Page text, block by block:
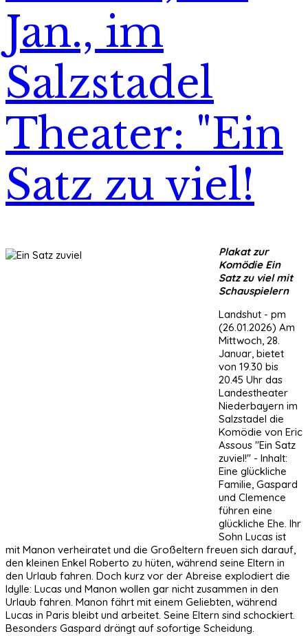
Jan., im
Salzstadel
Theater: "Ein
Satz zu viel!
Plakat zur
Komödie Ein
Satz zu viel mit
Schauspielern
Landshut - pm
(26.01.2026) Am
Mittwoch, 28.
Januar, bietet
von 19.30 bis
20.45 Uhr das
Landestheater
Niederbayern im
Salzstadel die
Komödie von Eric
Assous "Ein Satz
zuviel!" - Inhalt:
Eine glückliche
Familie, Gaspard
und Clemence
führen eine
glückliche Ehe. Ihr
Sohn Lucas ist
mit Manon verheiratet und die Großeltern freuen sich darauf,
den kleinen Enkel Roberto zu hüten, während seine Eltern in
den Urlaub fahren. Doch kurz vor der Abreise explodiert die
Idylle: Lucas und Manon wollen gar nicht zusammen in den
Urlaub fahren. Manon fährt mit einem Geliebten, während
Lucas in Paris bleibt und arbeitet. Seine Eltern sind schockiert.
Besonders Gaspard drängt auf sofortige Scheidung.